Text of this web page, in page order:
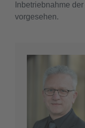
Inbetriebnahme
vorgesehen.